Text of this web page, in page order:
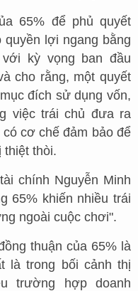
65% để phủ quyết
lợi ngang bằng
kỳ vọng ban đầu
cho rằng, một quyết
đích sử dụng vốn,
việc trái chủ đưa ra
cơ chế đảm bảo để
thiệt thòi.
chính Nguyễn Minh
65% khiến nhiều trái
ngoài cuộc chơi".
thuận của 65% là
là trong bối cảnh thị
trường hợp doanh